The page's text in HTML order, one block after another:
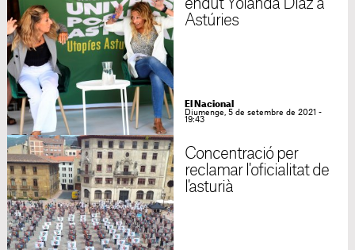
endut Yolanda Díaz a
Astúries
El Nacional
Diumenge, 5 de setembre de 2021 -
19:43
Concentració per
reclamar l'oficialitat de
l'asturià